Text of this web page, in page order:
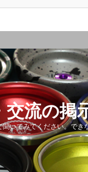
流の掲
いてみてください。でき